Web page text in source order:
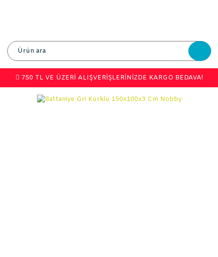
750 TL VE ÜZERİ ALIŞVERİŞLERİNİZDE KARGO BEDAVA!